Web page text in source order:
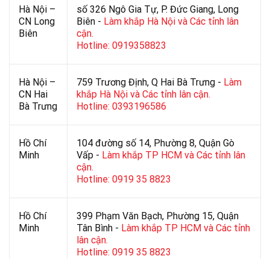
Hà Nội –
CN Long
Biên
số 326 Ngô Gia Tự, P. Đức Giang, Long
Biên - Làm khắp Hà Nội và Các tỉnh lân
cận.
Hotline: 0919358823
Hà Nội –
CN Hai
Bà Trưng
759 Trương Định, Q Hai Bà Trưng - Làm
khắp Hà Nội và Các tỉnh lân cận.
Hotline: 0393196586
Hồ Chí
Minh
104 đường số 14, Phường 8, Quận Gò
Vấp - Làm khắp TP HCM và Các tỉnh lân
cận.
Hotline: 0919 35 8823
Hồ Chí
Minh
399 Phạm Văn Bạch, Phường 15, Quận
Tân Bình - Làm khắp TP HCM và Các tỉnh
lân cận.
Hotline: 0919 35 8823